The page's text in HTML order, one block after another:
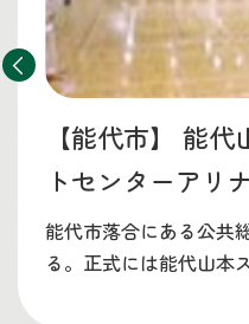
【能代市】
能代
トセンターアリ
能代市落合にある公共
る。正式には能代山本